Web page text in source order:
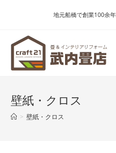
地元船橋で創業100余
壁紙・クロス
> 壁紙・クロス